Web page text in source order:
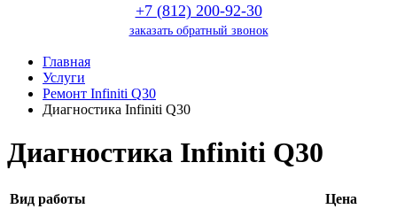
+7 (812) 200-92-30
заказать обратный звонок
Главная
Услуги
Ремонт Infiniti Q30
Диагностика Infiniti Q30
Диагностика Infiniti Q30
Вид работы
Цена